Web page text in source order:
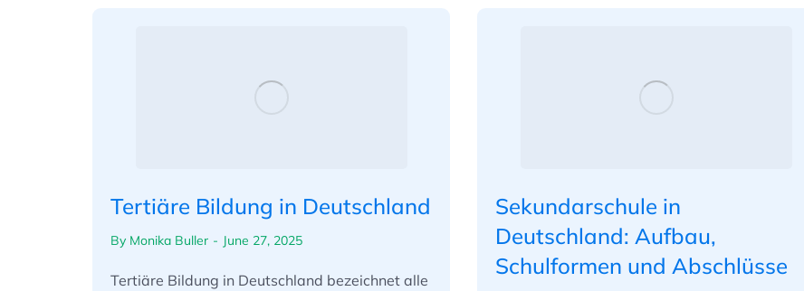
Tertiäre Bildung in Deutschland
By Monika Buller June 27, 2025
Tertiäre Bildung in Deutschland bezeichnet alle
Sekundarschule in
Deutschland: Aufbau,
Schulformen und Abschlüsse